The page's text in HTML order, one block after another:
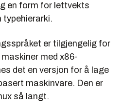
en form for lettvekts
typehierarki.
er tilgjengelig for
med x86-
det en versjon for å lage
maskinvare. Den er
så langt.